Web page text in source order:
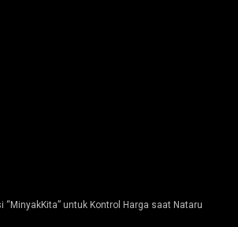
“MinyakKita” untuk Kontrol Harga saat Nataru